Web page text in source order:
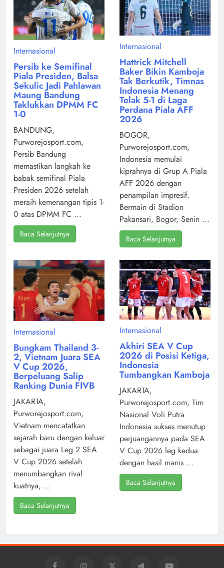
Internasional
Persib ke Semifinal
Piala Presiden, Balsa
Sekulic Jadi Pahlawan
Maung Bandung
Taklukkan DPMM FC
1-0
BANDUNG,
Purworejosport.com,
Persib Bandung
memastikan langkah ke
babak semifinal Piala
Presiden 2026 setelah
meraih kemenangan tipis 1-
0 atas DPMM FC ...
Baca Selanjutnya
Internasional
Hattrick Mitchell
Baker Bikin Kamboja
Tak Berkutik, Timnas
Indonesia Menang
Telak 5-1 di Laga
Perdana Piala AFF
2026
BOGOR,
Purworejosport.com,
Indonesia memulai
kiprahnya di Grup A Piala
AFF 2026 dengan
penampilan impresif.
Bermain di Stadion
Pakansari, Bogor, Senin ...
Baca Selanjutnya
Internasional
Bungkam Thailand 3-
2, Vietnam Juara SEA
V Cup 2026,
Berpeluang Salip
Ranking Dunia FIVB
JAKARTA,
Purworejosport.com,
Vietnam mencatatkan
sejarah baru dengan keluar
sebagai juara Leg 2 SEA
V Cup 2026 setelah
menumbangkan rival
kuatnya, ...
Baca Selanjutnya
Internasional
Akhiri SEA V Cup
2026 di Posisi Ketiga,
Indonesia
Tumbangkan Kamboja
JAKARTA,
Purworejosport.com, Tim
Nasional Voli Putra
Indonesia sukses menutup
perjuangannya pada SEA
V Cup 2026 leg kedua
dengan hasil manis ...
Baca Selanjutnya